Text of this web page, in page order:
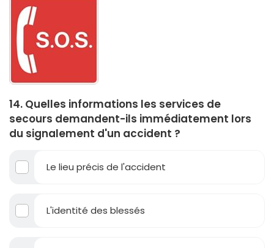
14. Quelles informations les services de
secours demandent-ils immédiatement lors
du signalement d'un accident ?
Le lieu précis de l'accident
L'identité des blessés